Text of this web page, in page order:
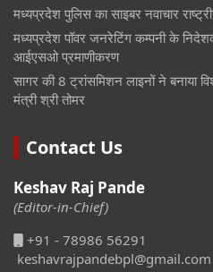
मध्यप्रदेश पुलिस का साइबर नवाचार
मध्यप्रदेश पॉवर जनरेटिंग कम्पनी के
आईएसओ प्रमाणीकरण
सागर की 8 ट्रांसमिशन लाइनों ने बनाया
मंत्री श्री तोमर
Contact Us
Keshav Raj Pande
(Editor-in-Chief)
+91 - 78986 56291
keshavrajpandebpl@gmail.com